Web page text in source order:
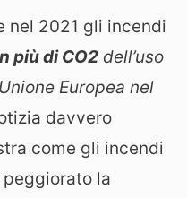
nel 2021 gli incendi
più di CO2 dell’uso
Europea nel
davvero
come gli incendi
la